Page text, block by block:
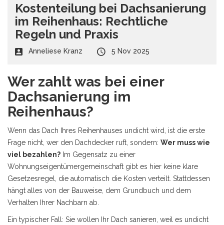
Kostenteilung bei Dachsanierung
im Reihenhaus: Rechtliche
Regeln und Praxis
Anneliese Kranz 5 Nov 2025
Wer zahlt was bei einer
Dachsanierung im
Reihenhaus?
Wenn das Dach Ihres Reihenhauses undicht wird, ist die erste
Frage nicht, wer den Dachdecker ruft, sondern: Wer muss wie
viel bezahlen? Im Gegensatz zu einer
Wohnungseigentümergemeinschaft gibt es hier keine klare
Gesetzesregel, die automatisch die Kosten verteilt. Stattdessen
hängt alles von der Bauweise, dem Grundbuch und dem
Verhalten Ihrer Nachbarn ab.
Ein typischer Fall: Sie wollen Ihr Dach sanieren, weil es undicht